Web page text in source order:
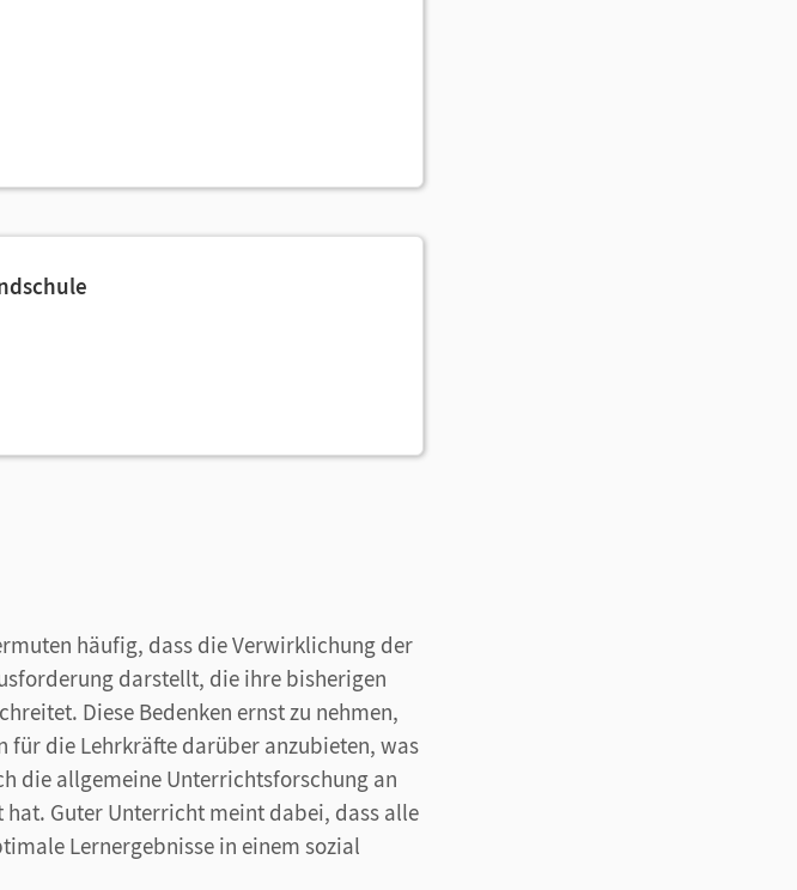
häufig, dass die Verwirklichung der
darstellt, die ihre bisherigen
Diese Bedenken ernst zu nehmen,
die Lehrkräfte darüber anzubieten, was
die allgemeine Unterrichtsforschung an
Guter Unterricht meint dabei, dass alle
Lernergebnisse in einem sozial